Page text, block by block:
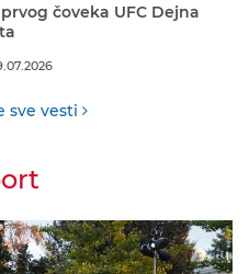
čoveka UFC Dejna
sve vesti